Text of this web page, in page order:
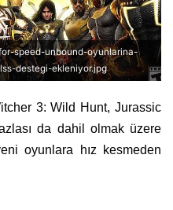
speed-unbound-oyunlarina-
destegi-ekleniyor.jpg
3: Wild Hunt, Jurassic
da dahil olmak üzere
oyunlara hız kesmeden